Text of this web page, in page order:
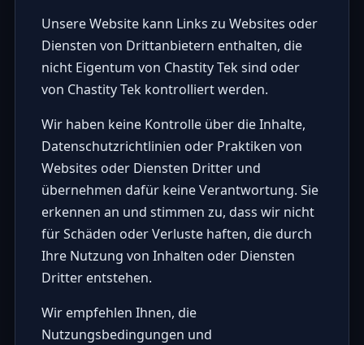
Unsere Website kann Links zu Websites oder
Diensten von Drittanbietern enthalten, die
nicht Eigentum von Chastity Tek sind oder
von Chastity Tek kontrolliert werden.
Wir haben keine Kontrolle über die Inhalte,
Datenschutzrichtlinien oder Praktiken von
Websites oder Diensten Dritter und
übernehmen dafür keine Verantwortung. Sie
erkennen an und stimmen zu, dass wir nicht
für Schäden oder Verluste haften, die durch
Ihre Nutzung von Inhalten oder Diensten
Dritter entstehen.
Wir empfehlen Ihnen, die
Nutzungsbedingungen und